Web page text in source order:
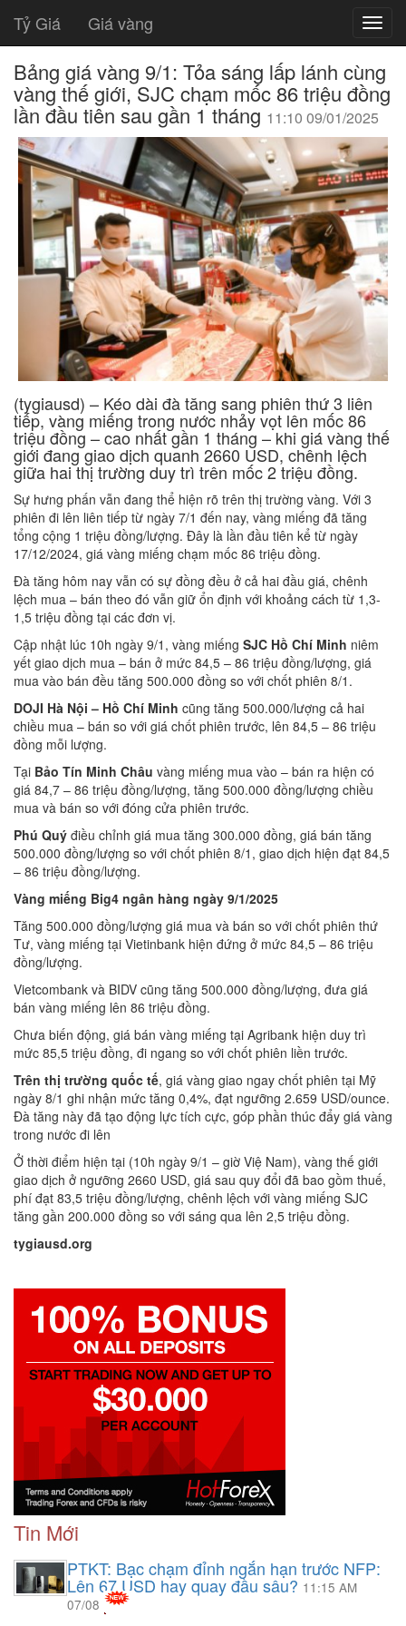
Tỷ Giá Giá vàng
Bảng giá vàng 9/1: Tỏa sáng lấp lánh cùng
vàng thế giới, SJC chạm mốc 86 triệu đồng
lần đầu tiên sau gần 1 tháng 11:10 09/01/2025
(tygiausd) – Kéo dài đà tăng sang phiên thứ 3 liên
tiếp, vàng miếng trong nước nhảy vọt lên mốc 86
triệu đồng – cao nhất gần 1 tháng – khi giá vàng thế
giới đang giao dịch quanh 2660 USD, chênh lệch
giữa hai thị trường duy trì trên mốc 2 triệu đồng.
Sự hưng phấn vẫn đang thể hiện rõ trên thị trường vàng. Với 3
phiên đi lên liên tiếp từ ngày 7/1 đến nay, vàng miếng đã tăng
tổng cộng 1 triệu đồng/lượng. Đây là lần đầu tiên kể từ ngày
17/12/2024, giá vàng miếng chạm mốc 86 triệu đồng.
Đà tăng hôm nay vẫn có sự đồng đều ở cả hai đầu giá, chênh
lệch mua – bán theo đó vẫn giữ ổn định với khoảng cách từ 1,3-
1,5 triệu đồng tại các đơn vị.
Cập nhật lúc 10h ngày 9/1, vàng miếng SJC Hồ Chí Minh niêm
yết giao dịch mua – bán ở mức 84,5 – 86 triệu đồng/lượng, giá
mua vào bán đều tăng 500.000 đồng so với chốt phiên 8/1.
DOJI Hà Nội – Hồ Chí Minh cũng tăng 500.000/lượng cả hai
chiều mua – bán so với giá chốt phiên trước, lên 84,5 – 86 triệu
đồng mỗi lượng.
Tại Bảo Tín Minh Châu vàng miếng mua vào – bán ra hiện có
giá 84,7 – 86 triệu đồng/lượng, tăng 500.000 đồng/lượng chiều
mua và bán so với đóng cửa phiên trước.
Phú Quý điều chỉnh giá mua tăng 300.000 đồng, giá bán tăng
500.000 đồng/lượng so với chốt phiên 8/1, giao dịch hiện đạt 84,5
– 86 triệu đồng/lượng.
Vàng miếng Big4 ngân hàng ngày 9/1/2025
Tăng 500.000 đồng/lượng giá mua và bán so với chốt phiên thứ
Tư, vàng miếng tại Vietinbank hiện đứng ở mức 84,5 – 86 triệu
đồng/lượng.
Vietcombank và BIDV cũng tăng 500.000 đồng/lượng, đưa giá
bán vàng miếng lên 86 triệu đồng.
Chưa biến động, giá bán vàng miếng tại Agribank hiện duy trì
mức 85,5 triệu đồng, đi ngang so với chốt phiên liền trước.
Trên thị trường quốc tế, giá vàng giao ngay chốt phiên tại Mỹ
ngày 8/1 ghi nhận mức tăng 0,4%, đạt ngưỡng 2.659 USD/ounce.
Đà tăng này đã tạo động lực tích cực, góp phần thúc đẩy giá vàng
trong nước đi lên
Ở thời điểm hiện tại (10h ngày 9/1 – giờ Việ Nam), vàng thế giới
giao dịch ở ngưỡng 2660 USD, giá sau quy đổi đã bao gồm thuế,
phí đạt 83,5 triệu đồng/lượng, chênh lệch với vàng miếng SJC
tăng gần 200.000 đồng so với sáng qua lên 2,5 triệu đồng.
tygiausd.org
Tin Mới
PTKT: Bạc chạm đỉnh ngắn hạn trước NFP:
Lên 67 USD hay quay đầu sâu? 11:15 AM
07/08